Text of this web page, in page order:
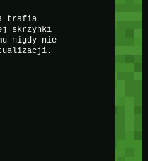
trafia
skrzynki
nigdy nie